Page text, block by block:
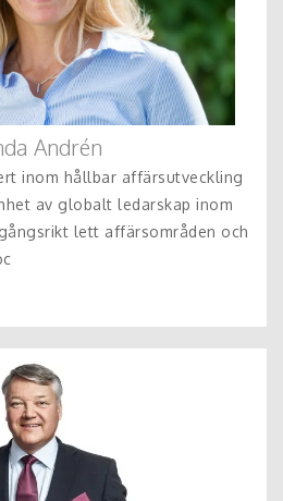
Andrén
inom hållbar affärsutveckling
av globalt ledarskap inom
lett affärsområden och